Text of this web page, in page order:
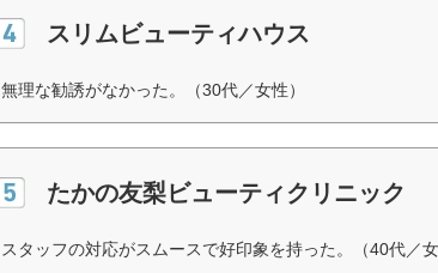
スリムビューティハウス
無理な勧誘がなかった。（30代／女性）
たかの友梨ビューティクリニック
スタッフの対応がスムースで好印象を持った。（40代／女